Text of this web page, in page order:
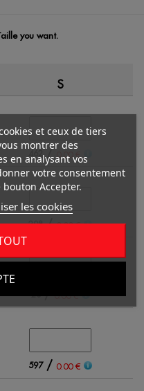
you want.
S
/ 0.00 €
208/0.00 €
20/0.00 €
597/ 0.00 €
et ceux de tiers
montrer des
en analysant vos
votre consentement
Accepter.
les cookies